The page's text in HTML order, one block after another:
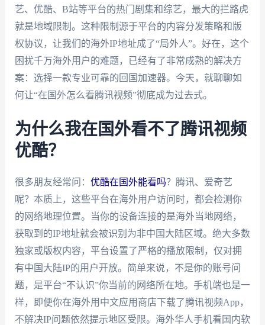
艺、优酷、B站等平台的热门剧集和综艺，最大的拦路虎
就是地域限制。这种限制源于平台的内容分发策略和版
权协议，让我们的海外IP地址成了“局外人”。好在，这个
困扰千万海外用户的难题，已经有了非常成熟的解决方
案：选择一款专业可靠的回国加速器。今天，就聊聊如
何让“在国外怎么看腾讯视频”彻底成为过去式。
为什么我在国外看不了腾讯视频
优酷？
很多朋友经常问： 优酷在国外能看吗？腾讯、爱奇艺
呢？本质上，这些平台在海外用户访问时，都会检测你
的网络地理位置。当你的设备连接的是海外当地网络，
获取到的IP地址就会被识别为非中国大陆区域。绝大多数
独家或版权内容，平台设置了严格的播放限制，仅对拥
有中国大陆IP的用户开放。简单来说，不是你的账号问
题，是平台“不认识”你当前的网络所在地。手机端也是一
样，即便你在海外用中文应用商店下载了腾讯视频App，
不解决IP问题依然提示地区受限。海外华人手机看国内软